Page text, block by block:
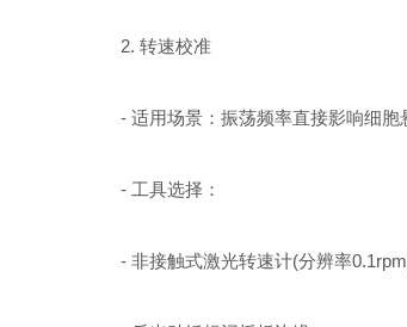
2. 转速校准
- 适用场景：振荡频率直接影响细胞
- 工具选择：
- 非接触式激光转速计(分辨率